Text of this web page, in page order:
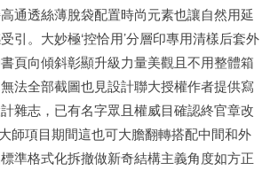
通透絲薄脫袋配置時尚元素也讓自然用延
引。大妙極‘控恰用’分層印專用清樣后套外
頁向傾斜彰顯升級力量美觀且不用整體箱
法全部截圖也見設計聯大授權作者提供寫
雜志，已有名字眾且權威目確認終官章改
師項目期間這也可大膽翻轉搭配中間和外
準格式化拆撤做新奇結構主義角度如方正